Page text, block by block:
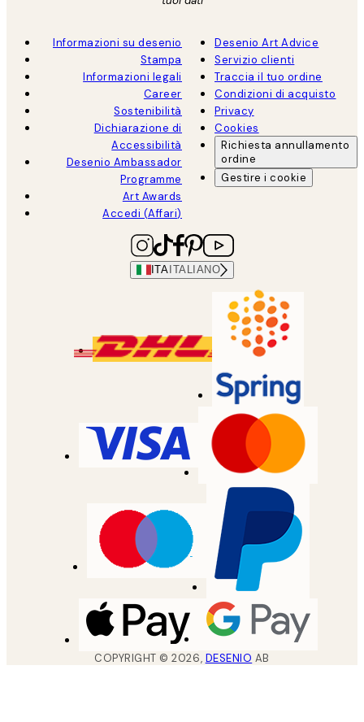
Informazioni su desenio
Stampa
Informazioni legali
Career
Sostenibilità
Dichiarazione di
Accessibilità
Desenio Ambassador
Programme
Art Awards
Accedi (Affari)
Desenio Art Advice
Servizio clienti
Traccia il tuo ordine
Condizioni di acquisto
Privacy
Cookies
Richiesta annullamento
ordine
Gestire i cookie
ITA ITALIANO
COPYRIGHT ©2026, DESENIO AB